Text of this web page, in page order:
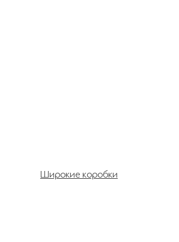
Широкие коробки